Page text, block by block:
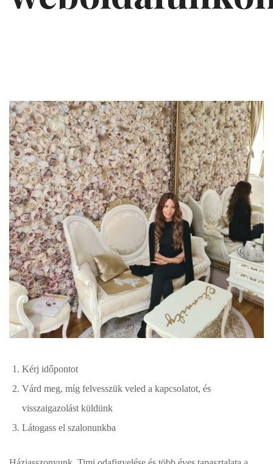
Kérj időpontot
Várd meg, míg felvesszük veled a kapcsolatot, és
visszaigazolást küldünk
Látogass el szalonunkba